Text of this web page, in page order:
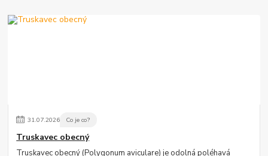
31.07.2026 Co je co?
Truskavec obecný
Truskavec obecný (Polygonum aviculare) je odolná poléhavá